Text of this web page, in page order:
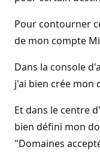
Pour contourner
de mon compte
Dans la console
j'ai bien crée mon
Et dans le centre
bien défini mon
"Domaines